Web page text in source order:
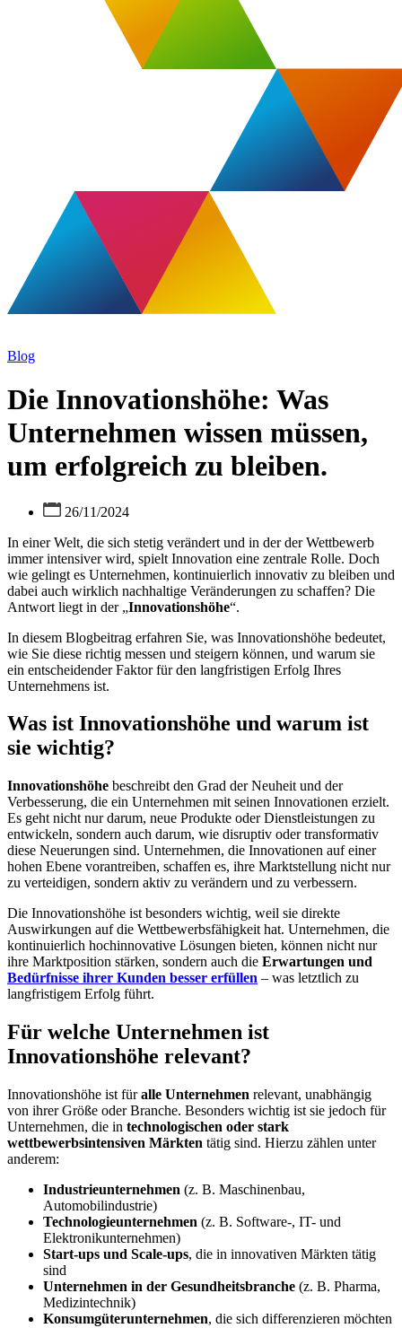
Blog
Die Innovationshöhe: Was
Unternehmen wissen müssen,
um erfolgreich zu bleiben.
26/11/2024
In einer Welt, die sich stetig verändert und in der der Wettbewerb
immer intensiver wird, spielt Innovation eine zentrale Rolle. Doch
wie gelingt es Unternehmen, kontinuierlich innovativ zu bleiben und
dabei auch wirklich nachhaltige Veränderungen zu schaffen? Die
Antwort liegt in der „Innovationshöhe“.
In diesem Blogbeitrag erfahren Sie, was Innovationshöhe bedeutet,
wie Sie diese richtig messen und steigern können, und warum sie
ein entscheidender Faktor für den langfristigen Erfolg Ihres
Unternehmens ist.
Was ist Innovationshöhe und warum ist
sie wichtig?
Innovationshöhe beschreibt den Grad der Neuheit und der
Verbesserung, die ein Unternehmen mit seinen Innovationen erzielt.
Es geht nicht nur darum, neue Produkte oder Dienstleistungen zu
entwickeln, sondern auch darum, wie disruptiv oder transformativ
diese Neuerungen sind. Unternehmen, die Innovationen auf einer
hohen Ebene vorantreiben, schaffen es, ihre Marktstellung nicht nur
zu verteidigen, sondern aktiv zu verändern und zu verbessern.
Die Innovationshöhe ist besonders wichtig, weil sie direkte
Auswirkungen auf die Wettbewerbsfähigkeit hat. Unternehmen, die
kontinuierlich hochinnovative Lösungen bieten, können nicht nur
ihre Marktposition stärken, sondern auch die Erwartungen und
Bedürfnisse ihrer Kunden besser erfüllen – was letztlich zu
langfristigem Erfolg führt.
Für welche Unternehmen ist
Innovationshöhe relevant?
Innovationshöhe ist füralle Unternehmen relevant, unabhängig
von ihrer Größe oder Branche. Besonders wichtig ist sie jedoch für
Unternehmen, die in technologischen oder stark
wettbewerbsintensiven Märkten tätig sind. Hierzu zählen unter
anderem:
Industrieunternehmen (z. B. Maschinenbau,
Automobilindustrie)
Technologieunternehmen (z. B. Software-, IT- und
Elektronikunternehmen)
Start-ups und Scale-ups, die in innovativen Märkten tätig
sind
Unternehmen in der Gesundheitsbranche (z. B. Pharma,
Medizintechnik)
Konsumgüterunternehmen, die sich differenzieren möchten